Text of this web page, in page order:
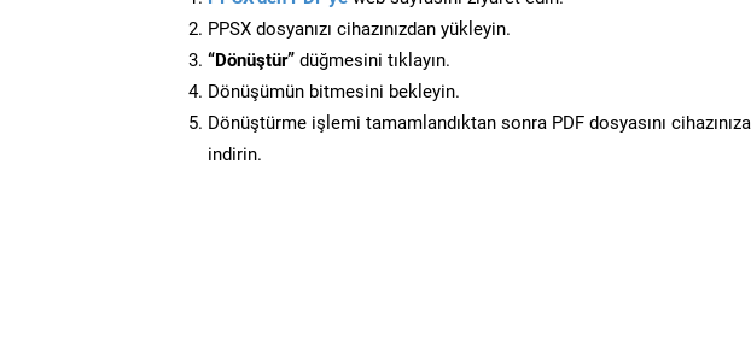
PPSX dosyanızı cihazınızdan yükleyin.
“Dönüştür” düğmesini tıklayın.
Dönüşümün bitmesini bekleyin.
Dönüştürme işlemi tamamlandıktan sonra PDF dosyasını cihazınıza
indirin.